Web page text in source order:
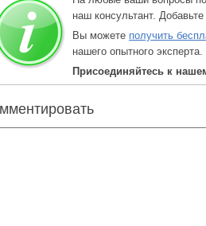
наш консультант.
Вы можете получить
нашего опытного эксперта.
Присоединяйтесь к